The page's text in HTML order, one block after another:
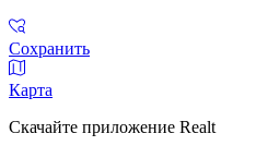
Сохранить
Карта
Скачайте приложение Realt